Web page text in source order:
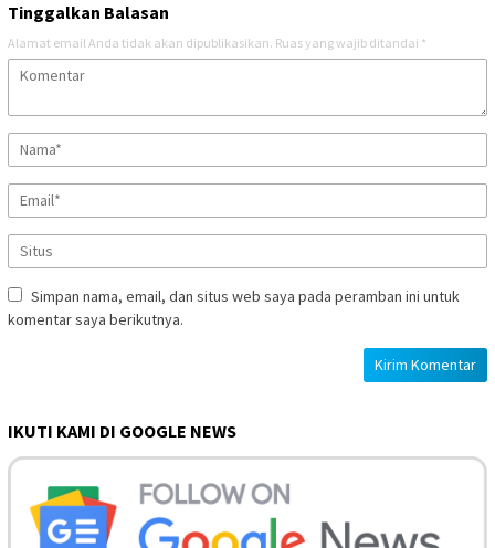
Tinggalkan Balasan
Alamat email Anda tidak akan dipublikasikan. Ruas yang wajib ditandai *
Simpan nama, email, dan situs web saya pada peramban ini untuk
komentar saya berikutnya.
IKUTI KAMI DI GOOGLE NEWS